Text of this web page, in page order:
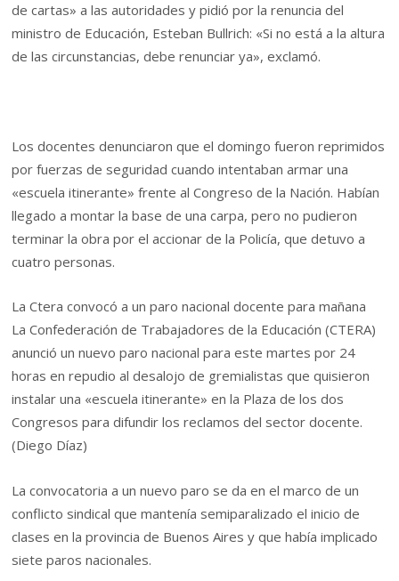
de cartas» a las autoridades y pidió por la renuncia del
ministro de Educación, Esteban Bullrich: «Si no está a la altura
de las circunstancias, debe renunciar ya», exclamó.
Los docentes denunciaron que el domingo fueron reprimidos
por fuerzas de seguridad cuando intentaban armar una
«escuela itinerante» frente al Congreso de la Nación. Habían
llegado a montar la base de una carpa, pero no pudieron
terminar la obra por el accionar de la Policía, que detuvo a
cuatro personas.
La Ctera convocó a un paro nacional docente para mañana
La Confederación de Trabajadores de la Educación (CTERA)
anunció un nuevo paro nacional para este martes por 24
horas en repudio al desalojo de gremialistas que quisieron
instalar una «escuela itinerante» en la Plaza de los dos
Congresos para difundir los reclamos del sector docente.
(Diego Díaz)
La convocatoria a un nuevo paro se da en el marco de un
conflicto sindical que mantenía semiparalizado el inicio de
clases en la provincia de Buenos Aires y que había implicado
siete paros nacionales.